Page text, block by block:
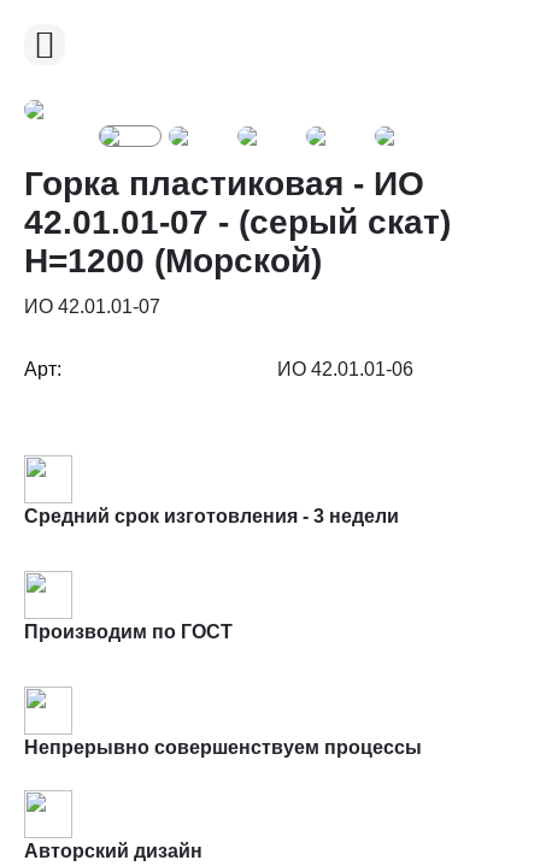
Горка пластиковая - ИО
42.01.01-07 - (серый скат)
H=1200 (Морской)
ИО 42.01.01-07
Арт: ИО 42.01.01-06
Средний срок изготовления - 3 недели
Производим по ГОСТ
Непрерывно совершенствуем процессы
Авторский дизайн